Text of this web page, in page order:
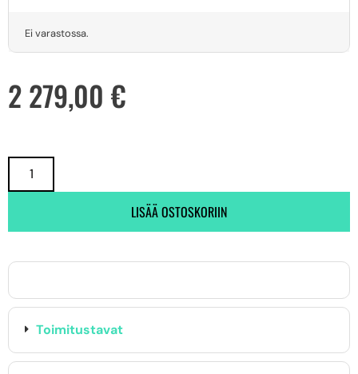
Ei varastossa.
2 279,00 €
LISÄÄ OSTOSKORIIN
Toimitustavat